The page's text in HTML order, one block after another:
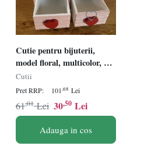
Cutie pentru bijuterii,
model floral, multicolor, 15
x 10 x 11 cm
Cutii
Pret RRP: 101,68 Lei
30,50 Lei
61,01 Lei
Adauga in cos